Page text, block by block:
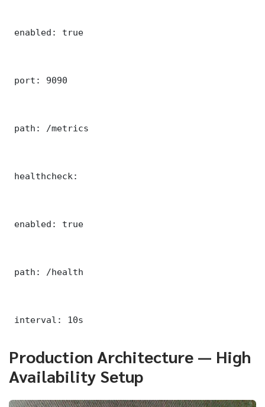
enabled: true
port: 9090
path: /metrics
healthcheck:
enabled: true
path: /health
interval: 10s
Production Architecture — High
Availability Setup